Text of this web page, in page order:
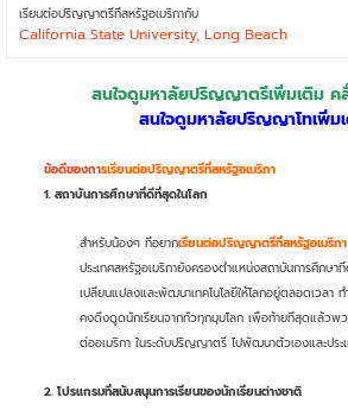
เรียนต่อปริญญาตรีที่สหรัฐอเมริกากับ
California State University, Long Beach
สนใจดูมหาลัยปริญญาตรีเพิ่มเติม ค
สนใจดูมหาลัยปริญญาโทเพิ่ม
ข้อดีของการเรียนต่อปริญญาตรีที่สหรัฐอเมริกา
1. สถาบันการศึกษาที่ดีที่สุดในโลก
สำหรับน้องๆ ที่อยากเรียนต่อปริญญาตรีที่สหรัฐอเมริกา
ประเทศสหรัฐอเมริกายังครองตำแหน่งสถาบันการศึกษา
เปลี่ยนแปลงและพัฒนาเทคโนโลยีให้โลกอยู่ตลอดเวลา ท
คงดึงดูดนักเรียนจากทั่วทุกมุมโลก เพื่อท้ายที่สุดแล้วพวก
ต่ออเมริกา ในระดับปริญญาตรี ไปพัฒนาตัวเองและประ
2.โปรแกรมที่สนับสนุนการเรียนของนักเรียนต่างชาติ